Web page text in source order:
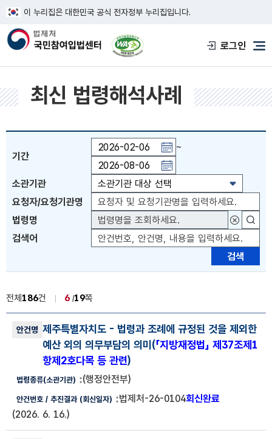
이 누리집은 대한민국 공식 전자정부 누리집입니다.
한국웹접근성인증평가원 웹접근성 사이
로그인
메
최신 법령해석사례
기간
~
기간일자 직접입력 또는 PAGE UP 키 이
소관기관
요청자/요청기관명
법령명
대상법령
검색어
검색
전체 186건 6 19쪽
법령해석사례 번호, 안건명, 법령종류(소관기관), 안건번호, 추진결과
제주특별자치도 - 법령과 조례에 규정된 것을 제외한
예산 외의 의무부담의 의미(「지방재정법」 제37조제1
항제2호다목 등 관련)
(행정안전부)
법제처-26-0104회신완료
(2026. 6. 16.)